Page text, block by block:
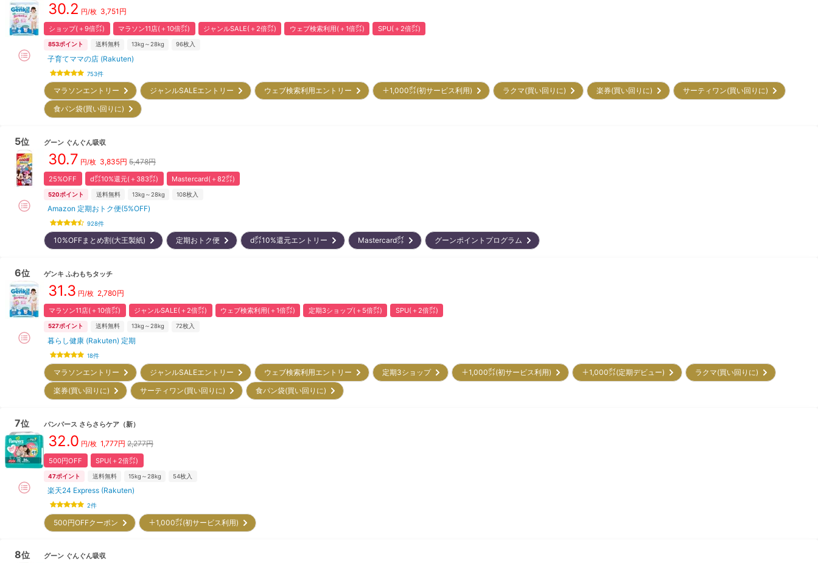
30.2 円/枚 3,751 円
ショップ(＋9倍㌽) マラソン11店(＋10倍㌽) ジャンルSALE(＋2倍㌽) ウェブ検索利用(＋1倍㌽) SPU(＋2倍㌽)
853ポイント 送料無料 13kg～28kg 96枚入
子育てママの店 (Rakuten)
753件
マラソンエントリー ジャンルSALEエントリー ウェブ検索利用エントリー ＋1,000㌽(初サービス利用) ラクマ(買い回りに) 楽券(買い回りに)
サーティワン(買い回りに)
食パン袋(買い回りに)
5位 グーン ぐんぐん吸収
30.7 円/枚 3,835円 5,478円
25%OFF d㌽10%還元(＋383㌽) Mastercard(＋82㌽)
520ポイント 送料無料 13kg～28kg 108枚入
Amazon 定期おトク便(5%OFF)
928件
10%OFFまとめ割(大王製紙) 定期おトク便 d㌽10%還元エントリー Mastercard㌽ グーンポイントプログラム
6位 ゲンキ ふわもちタッチ
31.3 円/枚 2,780円
マラソン11店(＋10倍㌽) ジャンルSALE(＋2倍㌽) ウェブ検索利用(＋1倍㌽) 定期3ショップ(＋5倍㌽) SPU(＋2倍㌽)
527ポイント 送料無料 13kg～28kg 72枚入
暮らし健康 (Rakuten) 定期
18件
マラソンエントリー ジャンルSALEエントリー ウェブ検索利用エントリー 定期3ショップ ＋1,000㌽(初サービス利用) ＋1,000㌽(定期デビュー)
ラクマ(買い回りに)
楽券(買い回りに)
サーティワン(買い回りに) 食パン袋(買い回りに)
7位 パンパース さらさらケア （新）
32.0 円/枚 1,777円 2,277円
500円OFF SPU(＋2倍㌽)
47ポイント 送料無料 15kg～28kg 54枚入
楽天24 Express (Rakuten)
2件
500円OFFクーポン ＋1,000㌽(初サービス利用)
8位 グーン ぐんぐん吸収